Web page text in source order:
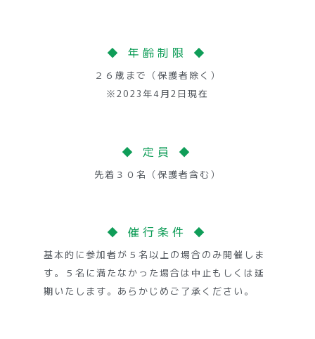
◆ 年齢制限 ◆
２６歳まで（保護者除く）
※2023年4月2日現在
◆ 定員 ◆
先着３０名（保護者含む）
◆ 催行条件 ◆
基本的に参加者が５名以上の場合のみ開催しま
す。５名に満たなかった場合は中止もしくは延
期いたします。あらかじめご了承ください。